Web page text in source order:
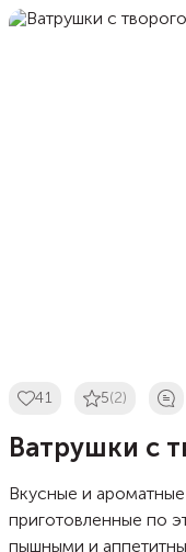
41 5(2)
Ватрушки с
Вкусные и
приготовленные по
пышными и